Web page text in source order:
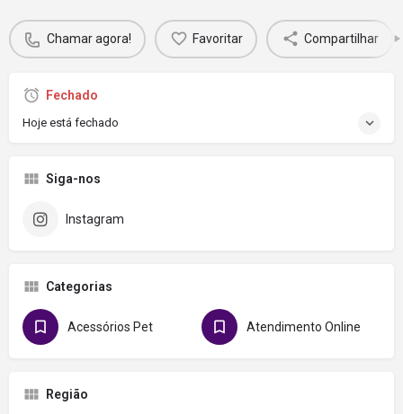
Chamar agora! Favoritar Compartilhar
Fechado
Hoje está fechado
Siga-nos
Instagram
Categorias
Acessórios Pet Atendimento Online
Região